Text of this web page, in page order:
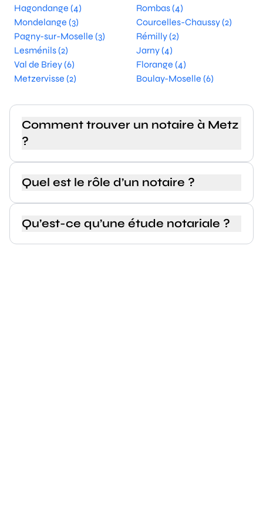
Hagondange (4)
Rombas (4)
Mondelange (3)
Courcelles-Chaussy (2)
Pagny-sur-Moselle (3)
Rémilly (2)
Lesménils (2)
Jarny (4)
Val de Briey (6)
Florange (4)
Metzervisse (2)
Boulay-Moselle (6)
Comment trouver un notaire à Metz
?
Quel est le rôle d’un notaire ?
Qu’est-ce qu’une étude notariale ?